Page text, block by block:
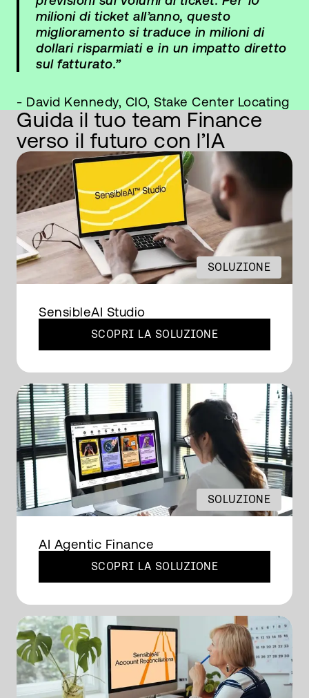
milioni di ticket all’anno, questo
miglioramento si traduce in milioni di
dollari risparmiati e in un impatto diretto
sul fatturato.”
- David Kennedy, CIO, Stake Center Locating
Guida il tuo team Finance
verso il futuro con l’IA
SOLUZIONE
SensibleAI Studio
SCOPRI LA SOLUZIONE
SOLUZIONE
AI Agentic Finance
SCOPRI LA SOLUZIONE